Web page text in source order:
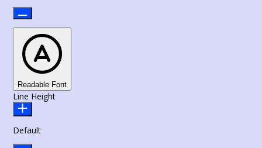
Readable Font
Line Height
Default